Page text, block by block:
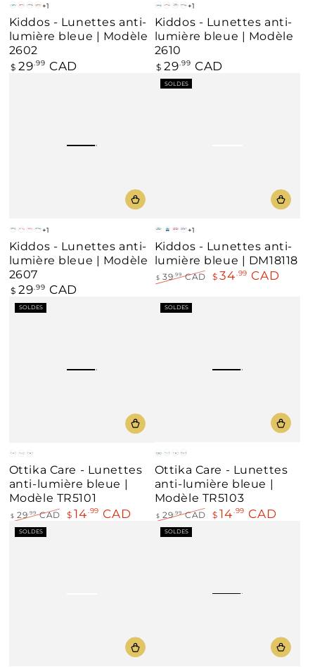
GrisBeige
+1
Kiddos - Lunettes anti-
lumière bleue | Modèle
2602
Prix
$ 29.99 CAD
Beige
Violet
Gris
+1
Kiddos - Lunettes anti-
lumière bleue | Modèle
2610
Prix
$ 29.99 CAD
Beige
RoseBleu
+1
Kiddos - Lunettes anti-
lumière bleue | Modèle
2607
Prix
$ 29.99 CAD
Bleu
jaune
BleuRoseViolet
+1
Kiddos - Lunettes anti-
lumière bleue | DM18118
normal
$ 39.99CAD
$ 34.99 CAD
SOLDES
Noir
/
Bleu
Bleu
rouge
rouge
Ottika Care - Lunettes
anti-lumière bleue |
Modèle TR5101
Prix
normal
$ 29.99CAD
$ 14.99 CAD
SOLDES
Bleu
/
Orange
Sarcelle
/
Bleu
Noir
/
Sarcelle
Ambre
Ottika Care - Lunettes
anti-lumière bleue |
Modèle TR5103
Prix
normal
$ 29 .99CAD
$ 14.99 CAD
SOLDES
SOLDES SOLDES